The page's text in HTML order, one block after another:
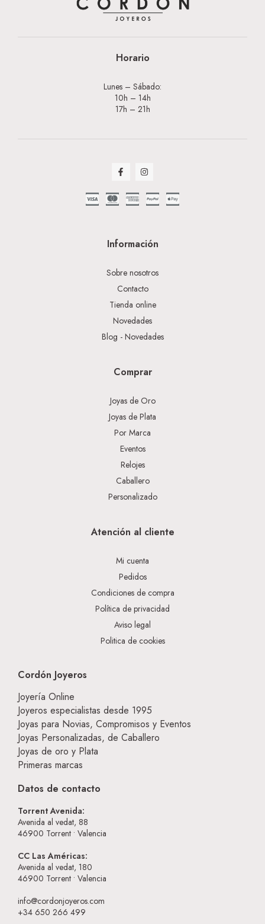
Horario
Lunes – Sábado:
10h – 14h
17h – 21h
Información
Sobre nosotros
Contacto
Tienda online
Novedades
Blog - Novedades
Comprar
Joyas de Oro
Joyas de Plata
Por Marca
Eventos
Relojes
Caballero
Personalizado
Atención al cliente
Mi cuenta
Pedidos
Condiciones de compra
Política de privacidad
Aviso legal
Politica de cookies
Cordón Joyeros
Joyería Online
Joyeros especialistas desde 1995
Joyas para Novias, Compromisos y Eventos
Joyas Personalizadas, de Caballero
Joyas de oro y Plata
Primeras marcas
Datos de contacto
Torrent Avenida:
Avenida al vedat, 88
46900 Torrent • Valencia
CC Las Américas:
Avenida al vedat, 180
46900 Torrent • Valencia
info@cordonjoyeros.com
+34 650 266 499